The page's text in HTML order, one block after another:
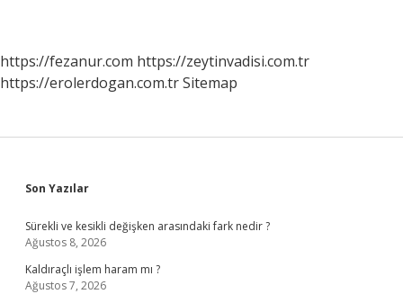
https://fezanur.com https://zeytinvadisi.com.tr
https://erolerdogan.com.trSitemap
Sidebar
Son Yazılar
Sürekli ve kesikli değişken arasındaki fark nedir ?
Ağustos 8, 2026
Kaldıraçlı işlem haram mı ?
Ağustos 7, 2026